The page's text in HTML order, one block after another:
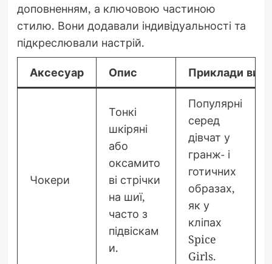
доповненням, а ключовою частиною
стилю. Вони додавали індивідуальності та
підкреслювали настрій.
Аксесуар Опис Приклади
Чокери
Тонкі
шкіряні
або
оксамито
ві стрічки
на шиї,
часто з
підвіскам
и.
Популярні
серед
дівчат у
гранж- і
готичних
образах,
як у
кліпах
Spice
Girls.